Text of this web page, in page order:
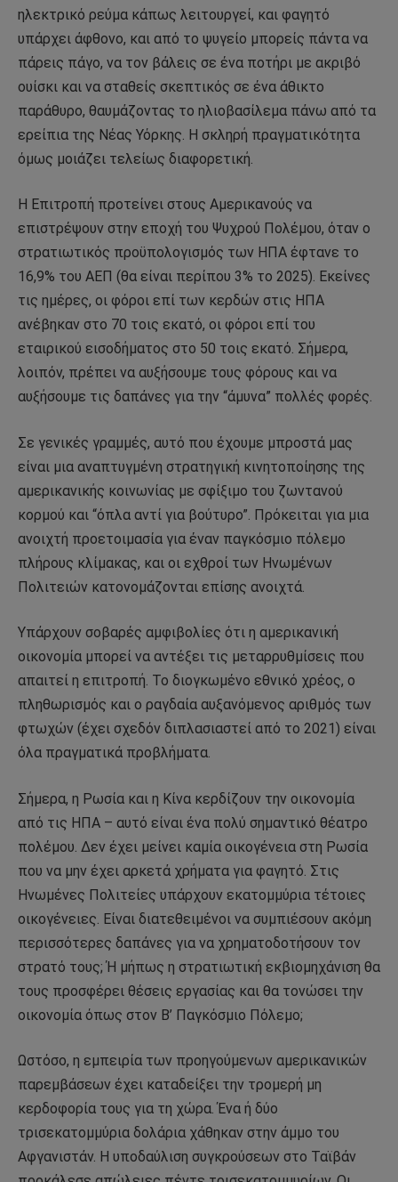
ηλεκτρικό ρεύμα κάπως λειτουργεί, και φαγητό
υπάρχει άφθονο, και από το ψυγείο μπορείς πάντα να
πάρεις πάγο, να τον βάλεις σε ένα ποτήρι με ακριβό
ουίσκι και να σταθείς σκεπτικός σε ένα άθικτο
παράθυρο, θαυμάζοντας το ηλιοβασίλεμα πάνω από τα
ερείπια της Νέας Υόρκης. Η σκληρή πραγματικότητα
όμως μοιάζει τελείως διαφορετική.
Η Επιτροπή προτείνει στους Αμερικανούς να
επιστρέψουν στην εποχή του Ψυχρού Πολέμου, όταν ο
στρατιωτικός προϋπολογισμός των ΗΠΑ έφτανε το
16,9% του ΑΕΠ (θα είναι περίπου 3% το 2025). Εκείνες
τις ημέρες, οι φόροι επί των κερδών στις ΗΠΑ
ανέβηκαν στο 70 τοις εκατό, οι φόροι επί του
εταιρικού εισοδήματος στο 50 τοις εκατό. Σήμερα,
λοιπόν, πρέπει να αυξήσουμε τους φόρους και να
αυξήσουμε τις δαπάνες για την “άμυνα” πολλές φορές.
Σε γενικές γραμμές, αυτό που έχουμε μπροστά μας
είναι μια αναπτυγμένη στρατηγική κινητοποίησης της
αμερικανικής κοινωνίας με σφίξιμο του ζωντανού
κορμού και “όπλα αντί για βούτυρο”. Πρόκειται για μια
ανοιχτή προετοιμασία για έναν παγκόσμιο πόλεμο
πλήρους κλίμακας, και οι εχθροί των Ηνωμένων
Πολιτειών κατονομάζονται επίσης ανοιχτά.
Υπάρχουν σοβαρές αμφιβολίες ότι η αμερικανική
οικονομία μπορεί να αντέξει τις μεταρρυθμίσεις που
απαιτεί η επιτροπή. Το διογκωμένο εθνικό χρέος, ο
πληθωρισμός και ο ραγδαία αυξανόμενος αριθμός των
φτωχών (έχει σχεδόν διπλασιαστεί από το 2021) είναι
όλα πραγματικά προβλήματα.
Σήμερα, η Ρωσία και η Κίνα κερδίζουν την οικονομία
από τις ΗΠΑ – αυτό είναι ένα πολύ σημαντικό θέατρο
πολέμου. Δεν έχει μείνει καμία οικογένεια στη Ρωσία
που να μην έχει αρκετά χρήματα για φαγητό. Στις
Ηνωμένες Πολιτείες υπάρχουν εκατομμύρια τέτοιες
οικογένειες. Είναι διατεθειμένοι να συμπιέσουν ακόμη
περισσότερες δαπάνες για να χρηματοδοτήσουν τον
στρατό τους; Ή μήπως η στρατιωτική εκβιομηχάνιση θα
τους προσφέρει θέσεις εργασίας και θα τονώσει την
οικονομία όπως στον Β’ Παγκόσμιο Πόλεμο;
Ωστόσο, η εμπειρία των προηγούμενων αμερικανικών
παρεμβάσεων έχει καταδείξει την τρομερή μη
κερδοφορία τους για τη χώρα. Ένα ή δύο
τρισεκατομμύρια δολάρια χάθηκαν στην άμμο του
Αφγανιστάν. Η υποδαύλιση συγκρούσεων στο Ταϊβάν